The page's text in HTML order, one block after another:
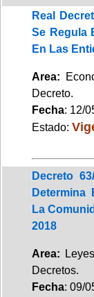
Real
Se Regula
En Las
Area:
Decreto.
Fecha: 12/
Estado:
Decreto
Determina
La
2018
Area:
Decretos.
Fecha: 09/